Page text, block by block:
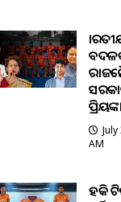
AM
ହକି